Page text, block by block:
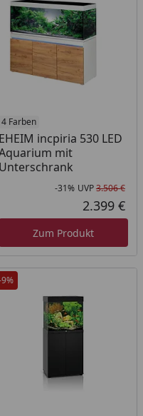
ProzentPreis
Preis
4 Farben
EHEIM incpiria 530 LED
mit
Unterschrank
-31% UVP3.506 €
2.399 €
Zum Produkt